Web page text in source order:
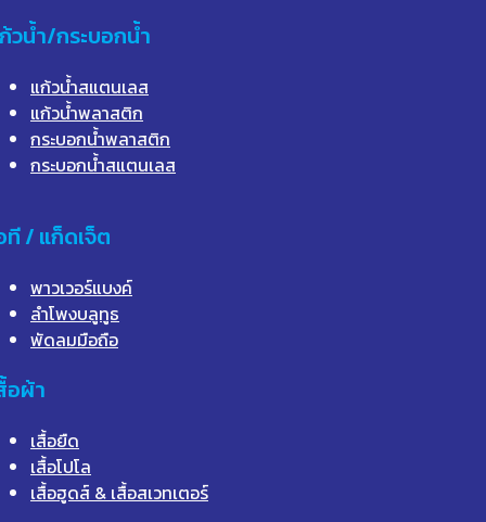
วน้ำ/กระบอกน้ำ
แก้วน้ำสแตนเลส
แก้วน้ำพลาสติก
กระบอกน้ำพลาสติก
กระบอกน้ำสแตนเลส
ที / แก็ดเจ็ต
พาวเวอร์แบงค์
ลำโพงบลูทูธ
พัดลมมือถือ
อผ้า
เสื้อยืด
เสื้อโปโล
เสื้อฮูดส์ & เสื้อสเวทเตอร์